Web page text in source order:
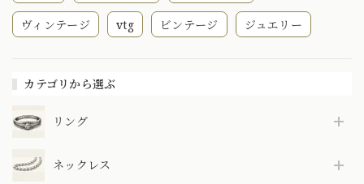
ヴィンテージ vtg ビンテージ ジュエリー
カテゴリから選ぶ
リング
ネックレス